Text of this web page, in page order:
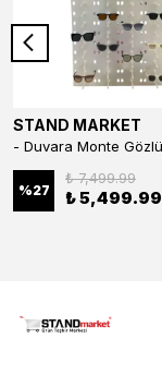
STAND MARKET
%27
₺ 7,499.99
₺ 5,499.99